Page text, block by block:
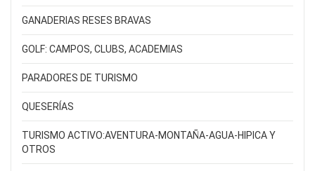
GANADERIAS RESES BRAVAS
GOLF: CAMPOS, CLUBS, ACADEMIAS
PARADORES DE TURISMO
QUESERÍAS
TURISMO ACTIVO:AVENTURA-MONTAÑA-AGUA-HIPICA Y
OTROS